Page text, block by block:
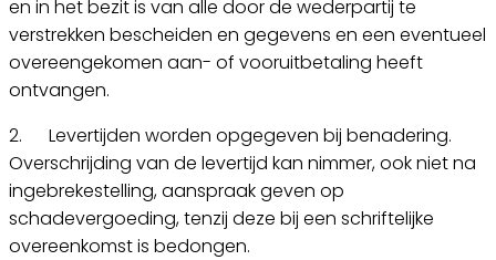
en in het bezit is van alle door de wederpartij te
verstrekken bescheiden en gegevens en een eventueel
overeengekomen aan- of vooruitbetaling heeft
ontvangen.
2. Levertijden worden opgegeven bij benadering.
Overschrijding van de levertijd kan nimmer, ook niet na
ingebrekestelling, aanspraak geven op
schadevergoeding, tenzij deze bij een schriftelijke
overeenkomst is bedongen.